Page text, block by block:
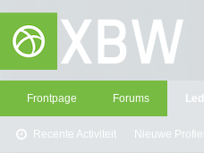
Frontpage Forums
Recente Activiteit Nieuwe